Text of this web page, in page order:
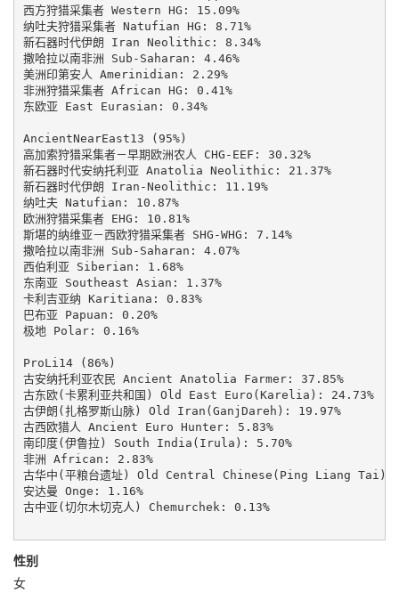
西方狩猎采集者 Western HG: 15.09%
纳吐夫狩猎采集者 Natufian HG: 8.71%
新石器时代伊朗 Iran Neolithic: 8.34%
撒哈拉以南非洲 Sub-Saharan: 4.46%
美洲印第安人 Amerinidian: 2.29%
非洲狩猎采集者 African HG: 0.41%
东欧亚 East Eurasian: 0.34%
AncientNearEast13 (95%)
高加索狩猎采集者－早期欧洲农人 CHG-EEF: 30.32%
新石器时代安纳托利亚 Anatolia Neolithic: 21.37%
新石器时代伊朗 Iran-Neolithic: 11.19%
纳吐夫 Natufian: 10.87%
欧洲狩猎采集者 EHG: 10.81%
斯堪的纳维亚－西欧狩猎采集者 SHG-WHG: 7.14%
撒哈拉以南非洲 Sub-Saharan: 4.07%
西伯利亚 Siberian: 1.68%
东南亚 Southeast Asian: 1.37%
卡利吉亚纳 Karitiana: 0.83%
巴布亚 Papuan: 0.20%
极地 Polar: 0.16%
ProLi14 (86%)
古安纳托利亚农民 Ancient Anatolia Farmer: 37.85%
古东欧(卡累利亚共和国) Old East Euro(Karelia): 24.73%
古伊朗(扎格罗斯山脉) Old Iran(GanjDareh): 19.97%
古西欧猎人 Ancient Euro Hunter: 5.83%
南印度(伊鲁拉) South India(Irula): 5.70%
非洲 African: 2.83%
古华中(平粮台遗址) Old Central Chinese(Ping Liang Tai):
安达曼 Onge: 1.16%
古中亚(切尔木切克人) Chemurchek: 0.13%
性别
女